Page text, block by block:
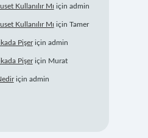
Kullanılır Mı için admin
Kullanılır Mı için Tamer
Pişeriçin admin
Pişeriçin Murat
için admin